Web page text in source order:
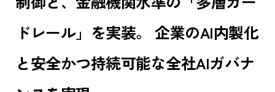
ドレール」を実装。 企業のAI内製化
と安全かつ持続可能な全社AIガバナ